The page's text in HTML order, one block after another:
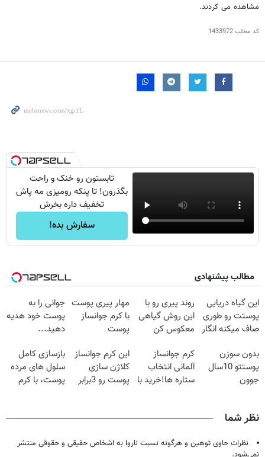
مشاهده می کردند.
کد مطلب1433972
تابستون رو خنک و راحت
بگذرون! تا پنکه رومیزی مه پاش
تخفیف داره بخرش
سفارش بده!
مطالب پیشنهادی
این گیاه دریایی
پوستت رو طوری
صاف میکنه انگار
شدی🔥
روند پیری رو با
این روش گیاهی
معکوس کن
مهار پیری پوست
با کرم جوانساز
پوست
ویژه تا امشب)
جوانی را به
پوست خود هدیه
دهید...
بدون سوزن
پوستتو 10سال
جوون
کرم جوانساز
آلمانی انتخاب
ستاره ها!خرید با
این کرم جوانساز
کلاژن سازی
پوست رو 3برابر
بازسازی کامل
سلول های مرده
پوست، با کرم
تخفیف)
نظر شما
نظرات حاوی توهین و هرگونه نسبت ناروا به اشخاص حقیقی و حقوقی منتشر